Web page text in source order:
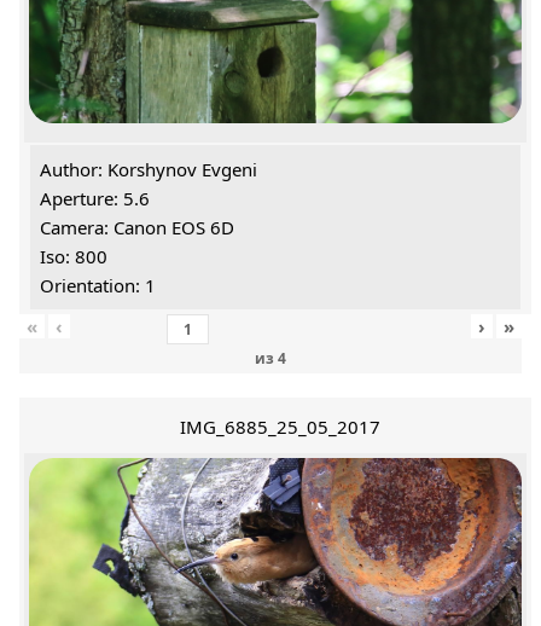
Author: Korshynov Evgeni
Aperture: 5.6
Camera: Canon EOS 6D
Iso: 800
Orientation: 1
«
‹
из 4
› »
IMG_6885_25_05_2017